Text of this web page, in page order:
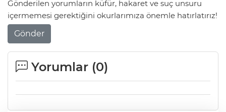
Gönderilen yorumların küfür, hakaret ve suç unsuru
içermemesi gerektiğini okurlarımıza önemle hatırlatırız!
Gönder
Yorumlar (0)